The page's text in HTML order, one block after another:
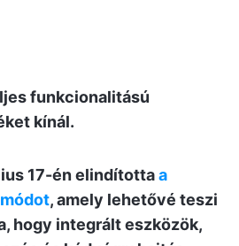
funkcionalitású
kínál.
17-én elindítottaa
, amely lehetővé teszi
hogy integrált eszközök,